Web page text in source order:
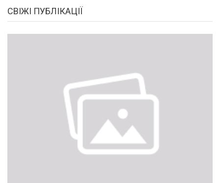
СВІЖІ ПУБЛІКАЦІЇ